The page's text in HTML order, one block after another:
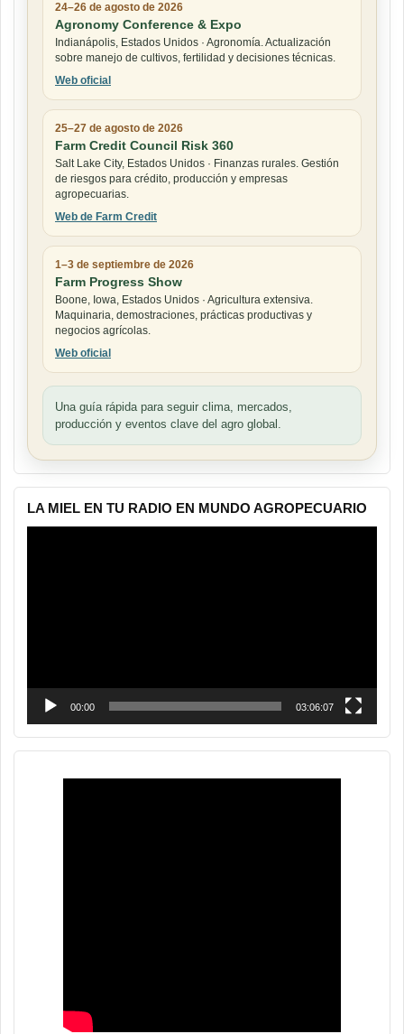
24–26 de agosto de 2026
Agronomy Conference & Expo
Indianápolis, Estados Unidos · Agronomía. Actualización
sobre manejo de cultivos, fertilidad y decisiones técnicas.
Web oficial
25–27 de agosto de 2026
Farm Credit Council Risk 360
Salt Lake City, Estados Unidos · Finanzas rurales. Gestión
de riesgos para crédito, producción y empresas
agropecuarias.
Web de Farm Credit
1–3 de septiembre de 2026
Farm Progress Show
Boone, Iowa, Estados Unidos · Agricultura extensiva.
Maquinaria, demostraciones, prácticas productivas y
negocios agrícolas.
Web oficial
Una guía rápida para seguir clima, mercados,
producción y eventos clave del agro global.
LA MIEL EN TU RADIO EN MUNDO AGROPECUARIO
00:00 03:06:07